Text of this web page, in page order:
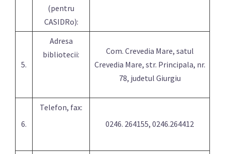
(pentru
CASIDRo):
5.
Adresa
bibliotecii:
Com. Crevedia Mare, satul
Crevedia Mare, str. Principala, nr.
78, judetul Giurgiu
6.
Telefon, fax:
0246. 264155, 0246.264412